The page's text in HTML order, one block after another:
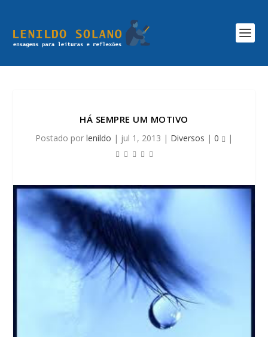
HÁ SEMPRE UM MOTIVO
Postado por lenildo | jul 1, 2013 | Diversos | 0 |